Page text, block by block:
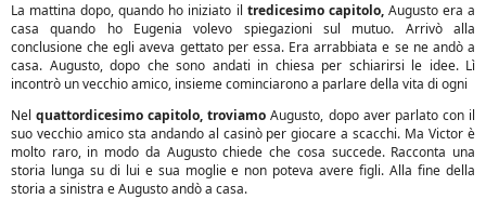
La mattina dopo, quando ho iniziato il tredicesimo capitolo,Augusto era a
casa quando ho Eugenia volevo spiegazioni sul mutuo. Arrivò alla
conclusione che egli aveva gettato per essa. Era arrabbiata e se ne andò a
casa. Augusto, dopo che sono andati in chiesa per schiarirsi le idee. Lì
incontrò un vecchio amico, insieme cominciarono a parlare della vita di ogni
Nelquattordicesimo capitolo, troviamo Augusto, dopo aver parlato con il
suo vecchio amico sta andando al casinò per giocare a scacchi. Ma Victor è
molto raro, in modo da Augusto chiede che cosa succede. Racconta una
storia lunga su di lui e sua moglie e non poteva avere figli. Alla fine della
storia a sinistra e Augusto andò a casa.